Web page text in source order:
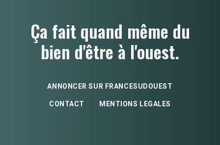
Ça fait quand même du
bien d'être à l'ouest.
ANNONCER SUR FRANCESUDOUEST
CONTACT MENTIONS LEGALES